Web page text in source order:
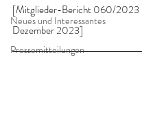
Neues und Interessantes
Pressemitteilungen
[Mitglieder-Bericht 060/2023
Dezember 2023]